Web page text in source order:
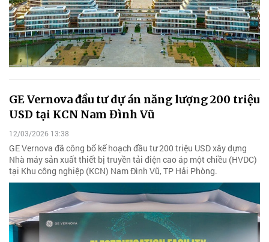
GE Vernova đầu tư dự án năng lượng 200 triệu
USD tại KCN Nam Đình Vũ
12/03/2026 13:38
GE Vernova đã công bố kế hoạch đầu tư 200 triệu USD xây dựng
Nhà máy sản xuất thiết bị truyền tải điện cao áp một chiều (HVDC)
tại Khu công nghiệp (KCN) Nam Đình Vũ, TP Hải Phòng.